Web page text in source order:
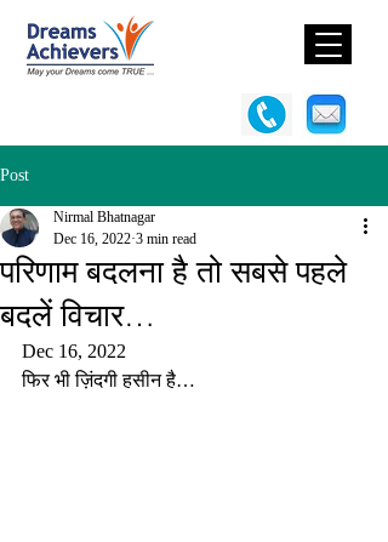
Post
परिणाम बदलना है तो सबसे पहले
बदलें विचार…
Nirmal Bhatnagar
Dec 16, 2022 3 min read
Dec 16, 2022
फिर भी ज़िंदगी हसीन है…